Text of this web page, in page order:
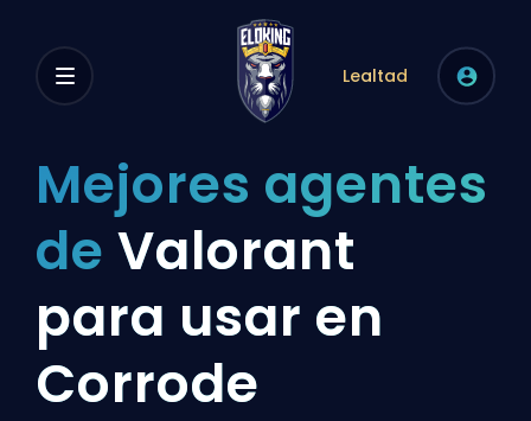
Lealtad
Mejores agentes
de Valorant
para usar en
Corrode